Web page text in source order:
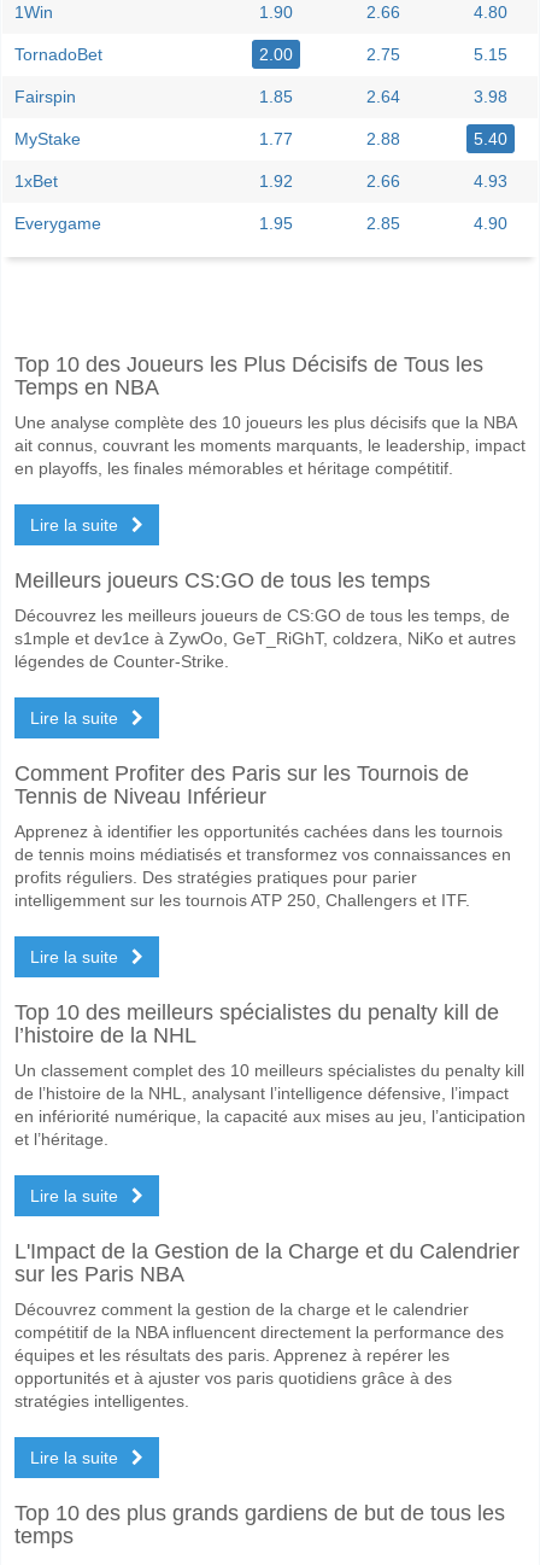
1Win 1.90 2.66 4.80
TornadoBet 2.00 2.75 5.15
Fairspin 1.85 2.64 3.98
MyStake 1.77 2.88 5.40
1xBet 1.92 2.66 4.93
Everygame 1.95 2.85 4.90
Le match entre CD Moron v Almirante Brown 07 June 2026 19:00.
CD Moron pour le Gagnant du match, avec une probabilité de 56%
Non pour Les Deux Équipes Marquent, avec un pourcentage de 71%.
Quel sera le résultat correct attendu entre CD Moron v
Sur le côté risqué, vous pouvez essayer le Résultat Correct de 2-0
Top 10 des Joueurs les Plus Décisifs de Tous les
Temps en NBA
Une analyse complète des 10 joueurs les plus décisifs que la NBA
ait connus, couvrant les moments marquants, le leadership, impact
en playoffs, les finales mémorables et héritage compétitif.
Lire la suite
Meilleurs joueurs CS:GO de tous les temps
Découvrez les meilleurs joueurs de CS:GO de tous les temps, de
s1mple et dev1ce à ZywOo, GeT_RiGhT, coldzera, NiKo et autres
légendes de Counter-Strike.
Lire la suite
Comment Profiter des Paris sur les Tournois de
Tennis de Niveau Inférieur
Apprenez à identifier les opportunités cachées dans les tournois
de tennis moins médiatisés et transformez vos connaissances en
profits réguliers. Des stratégies pratiques pour parier
intelligemment sur les tournois ATP 250, Challengers et ITF.
Lire la suite
Top 10 des meilleurs spécialistes du penalty kill de
l’histoire de la NHL
Un classement complet des 10 meilleurs spécialistes du penalty kill
de l’histoire de la NHL, analysant l’intelligence défensive, l’impact
en infériorité numérique, la capacité aux mises au jeu, l’anticipation
et l’héritage.
Lire la suite
L'Impact de la Gestion de la Charge et du Calendrier
sur les Paris NBA
Découvrez comment la gestion de la charge et le calendrier
compétitif de la NBA influencent directement la performance des
équipes et les résultats des paris. Apprenez à repérer les
opportunités et à ajuster vos paris quotidiens grâce à des
stratégies intelligentes.
Lire la suite
Top 10 des plus grands gardiens de but de tous les
temps